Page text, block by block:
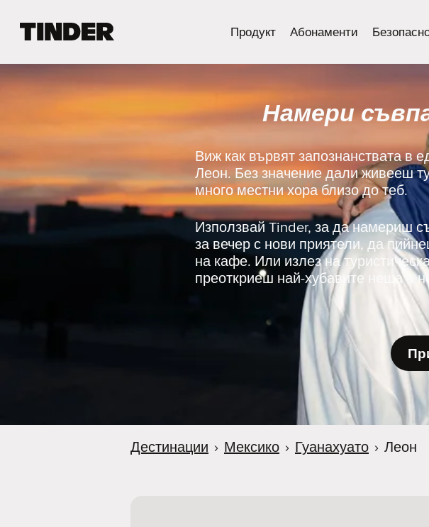
e
л
о
Продукт Абонаменти
Намери
Виж как вървят запознанствата в
Леон. Без значение дали живееш
много местни хора близо до теб.
Използвай Tinder, за да намериш
за вечер с нови приятели, да
на кафе. Или излез на
преоткриеш най-хубавите неща в
Дестинации › Мексико › Гуанахуато › Леон